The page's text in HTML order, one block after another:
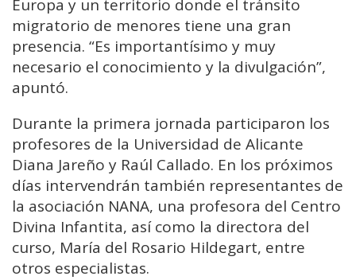
Europa y un territorio donde el tránsito
migratorio de menores tiene una gran
presencia. “Es importantísimo y muy
necesario el conocimiento y la divulgación”,
apuntó.
Durante la primera jornada participaron los
profesores de la Universidad de Alicante
Diana Jareño y Raúl Callado. En los próximos
días intervendrán también representantes de
la asociación NANA, una profesora del Centro
Divina Infantita, así como la directora del
curso, María del Rosario Hildegart, entre
otros especialistas.